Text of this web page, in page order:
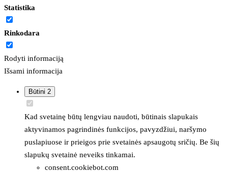
Statistika
Rinkodara
Rodyti informaciją
Išsami informacija
Būtini 2
Kad svetainę būtų lengviau naudoti, būtinais slapukais
aktyvinamos pagrindinės funkcijos, pavyzdžiui, naršymo
puslapiuose ir prieigos prie svetainės apsaugotų sričių. Be šių
slapukų svetainė neveiks tinkamai.
consent.cookiebot.com